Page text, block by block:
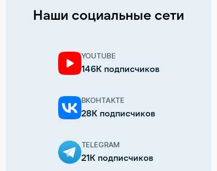
Наши социальные сети
YOUTUBE
146К подписчиков
ВКОНТАКТЕ
28К подписчиков
TELEGRAM
21К подписчиков